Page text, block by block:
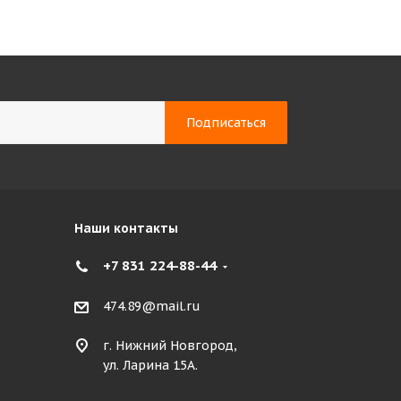
Наши контакты
+7 831 224-88-44
474.89@mail.ru
г. Нижний Новгород,
ул. Ларина 15А.